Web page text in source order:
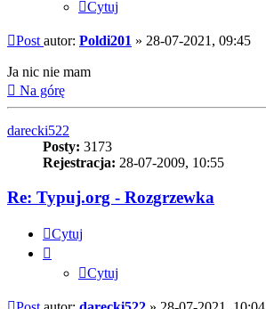
Cytuj
Post autor: Poldi201 » 28-07-2021, 09:45
Ja nic nie mam
Na górę
darecki522
Posty: 3173
Rejestracja: 28-07-2009, 10:55
Re: Typuj.org - Rozgrzewka
Cytuj
Cytuj